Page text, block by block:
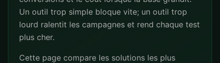
Un outil trop simple bloque vite; un outil trop
lourd ralentit les campagnes et rend chaque test
plus cher.
Cette page compare les solutions les plus